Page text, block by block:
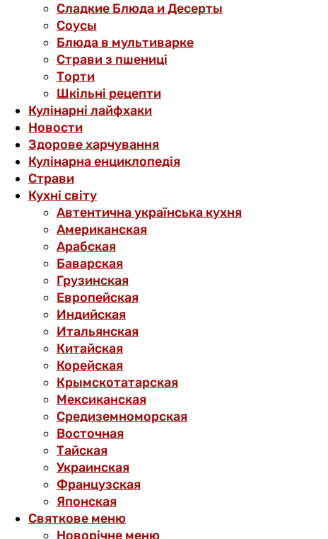
Сладкие Блюда и Десерты
Соусы
Блюда в мультиварке
Страви з пшениці
Торти
Шкільні рецепти
Кулінарні лайфхаки
Новости
Здорове харчування
Кулінарна енциклопедія
Страви
Кухні світу
Автентична українська кухня
Американская
Арабская
Баварская
Грузинская
Европейская
Индийская
Итальянская
Китайская
Корейская
Крымскотатарская
Мексиканская
Средиземноморская
Восточная
Тайская
Украинская
Французская
Японская
Святкове меню
Новорічне меню